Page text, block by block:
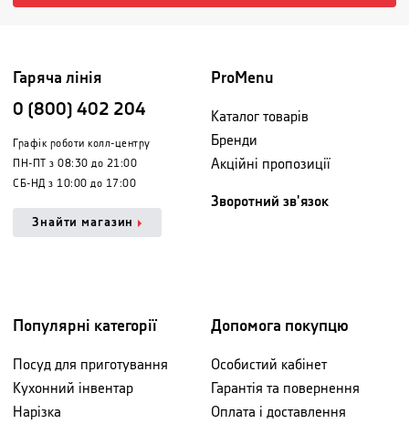
Гаряча лінія
0 (800) 402 204
Графік роботи колл-центру
ПН-ПТ з 08:30 до 21:00
СБ-НД з 10:00 до 17:00
Знайти магазин
ProMenu
Каталог товарів
Бренди
Акційні пропозиції
Зворотний зв'язок
Популярні категорії
Посуд для приготування
Кухонний інвентар
Нарізка
Допомога покупцю
Особистий кабінет
Гарантія та повернення
Оплата і доставлення